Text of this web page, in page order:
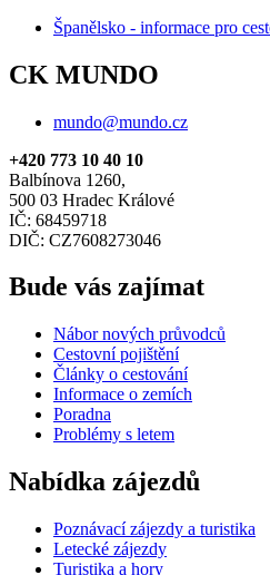
Španělsko - informace pro
CK MUNDO
mundo@mundo.cz
+420 773 10 40 10
Balbínova 1260,
500 03 Hradec Králové
IČ: 68459718
DIČ: CZ7608273046
Bude vás zajímat
Nábor nových průvodců
Cestovní pojištění
Články o cestování
Informace o zemích
Poradna
Problémy s letem
Nabídka zájezdů
Poznávací zájezdy a turistika
Letecké zájezdy
Turistika a hory